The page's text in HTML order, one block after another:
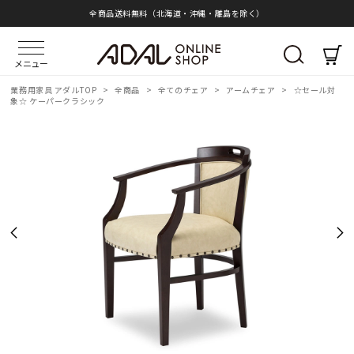
全商品送料無料（北海道・沖縄・離島を除く）
メニュー
業務用家具 アダルTOP > 全商品 > 全てのチェア > アームチェア >
☆セール対
象☆ ケーパークラシック